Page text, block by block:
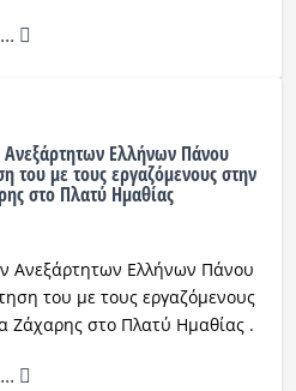
Ελλήνων Πάνου
του με τους εργαζόμενους στην
στο Πλατύ Ημαθίας
Ανεξάρτητων Ελλήνων Πάνου
του με τους εργαζόμενους
Ζάχαρης στο Πλατύ Ημαθίας .